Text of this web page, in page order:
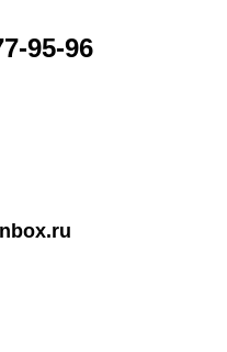
зависит от банка, который
95-96